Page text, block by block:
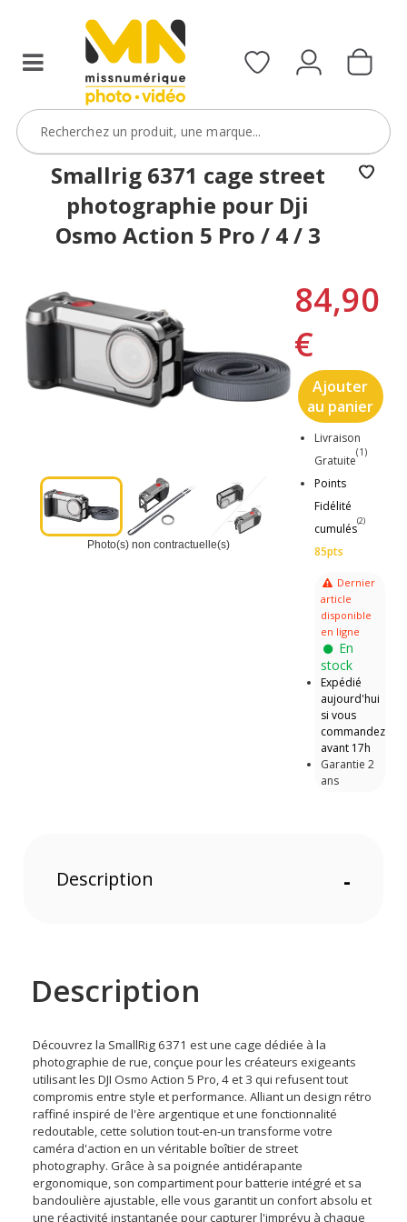
Smallrig 6371 cage street
photographie pour Dji
Osmo Action 5 Pro / 4 / 3
Photo(s) non contractuelle(s)
84,90
€
Ajouter
au panier
Livraison
Gratuite
(1)
Points
Fidélité
cumulés
(2)
85pts
Dernier
article
disponible
en ligne
En
stock
Expédié
aujourd'hui
si vous
commandez
avant 17h
Garantie 2
ans
Description -
Description
Découvrez la SmallRig 6371 est une cage dédiée à la
photographie de rue, conçue pour les créateurs exigeants
utilisant les DJI Osmo Action 5 Pro, 4 et 3 qui refusent tout
compromis entre style et performance. Alliant un design rétro
raffiné inspiré de l'ère argentique et une fonctionnalité
redoutable, cette solution tout-en-un transforme votre
caméra d'action en un véritable boîtier de street
photography. Grâce à sa poignée antidérapante
ergonomique, son compartiment pour batterie intégré et sa
bandoulière ajustable, elle vous garantit un confort absolu et
une réactivité instantanée pour capturer l'imprévu à chaque